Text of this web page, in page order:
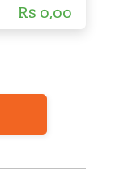
R$ 0,00